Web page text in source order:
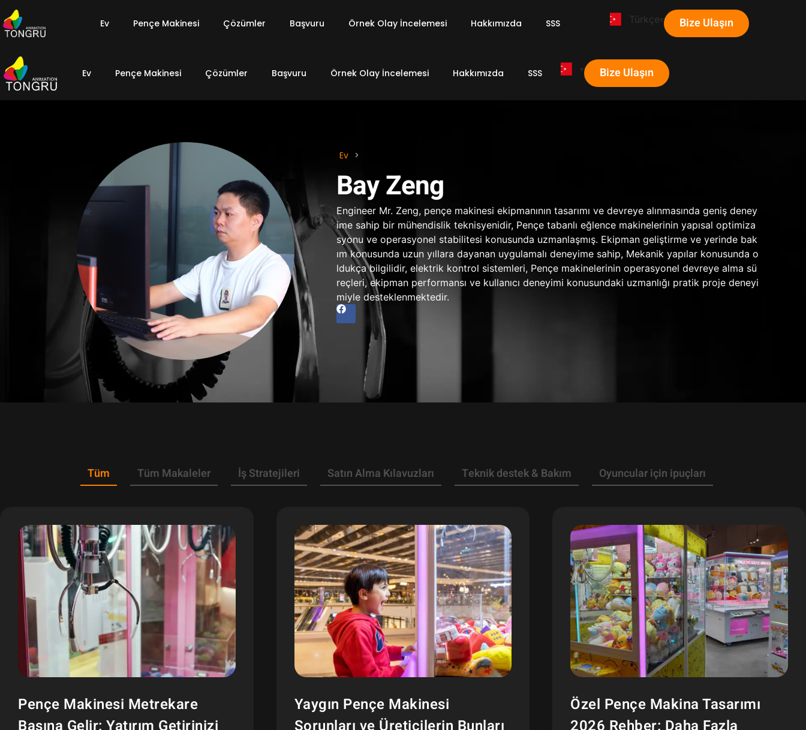
Ev Pençe Makinesi Çözümler Başvuru Örnek Olay İncelemesi Hakkımızda SSS Türkçe Bize Ulaşın
Ev Pençe Makinesi Çözümler Başvuru Örnek Olay İncelemesi Hakkımızda SSS Bize Ulaşın
Ev >
Bay Zeng
Engineer Mr. Zeng, pençe makinesi ekipmanının tasarımı ve devreye alınmasında geniş deney
ime sahip bir mühendislik teknisyenidir, Pençe tabanlı eğlence makinelerinin yapısal optimiza
syonu ve operasyonel stabilitesi konusunda uzmanlaşmış. Ekipman geliştirme ve yerinde bak
ım konusunda uzun yıllara dayanan uygulamalı deneyime sahip, Mekanik yapılar konusunda o
ldukça bilgilidir, elektrik kontrol sistemleri, Pençe makinelerinin operasyonel devreye alma sü
reçleri, ekipman performansı ve kullanıcı deneyimi konusundaki uzmanlığı pratik proje deneyi
miyle desteklenmektedir.
Tüm Tüm Makaleler İş Stratejileri Satın Alma Kılavuzları Teknik destek & Bakım Oyuncular için ipuçları
Pençe Makinesi Metrekare
Yaygın Pençe Makinesi
Özel Pençe Makina Tasarımı